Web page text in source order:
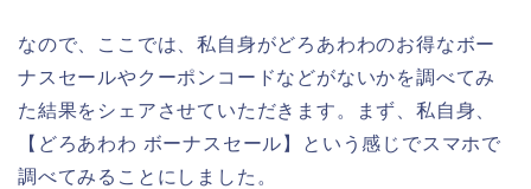
なので、ここでは、私自身がどろあわわのお得なボー
ナスセールやクーポンコードなどがないかを調べてみ
た結果をシェアさせていただきます。まず、私自身、
【どろあわわ ボーナスセール】という感じでスマホで
調べてみることにしました。